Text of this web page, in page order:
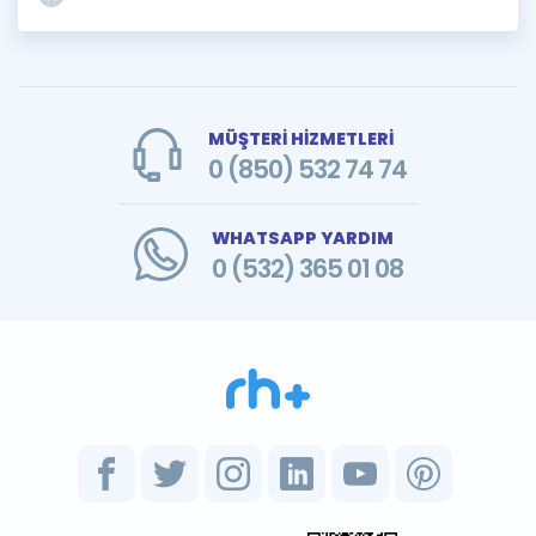
MÜŞTERİ HİZMETLERİ
0 (850) 532 74 74
WHATSAPP YARDIM
0 (532) 365 01 08